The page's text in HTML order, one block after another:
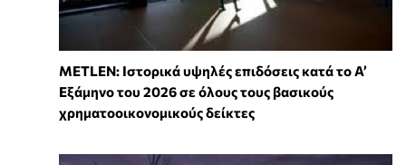
METLEN: Ιστορικά υψηλές επιδόσεις κατά το Α’
Εξάμηνο του 2026 σε όλους τους βασικούς
χρηματοοικονομικούς δείκτες